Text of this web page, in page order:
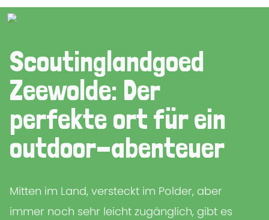
Scoutinglandgoed
Zeewolde: Der
perfekte ort für ein
outdoor-abenteuer
Mitten im Land, versteckt im Polder, aber
immer noch sehr leicht zugänglich, gibt es